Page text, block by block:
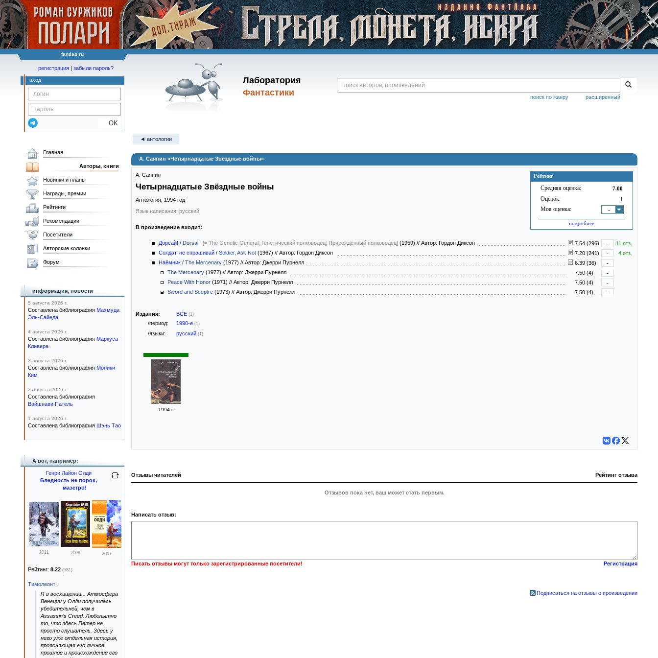
fantlab ru
Лаборатория
Фантастики
расширенный
поиск по жанру
регистрация | забыли пароль?
вход
OK
◄ антологии
А. Саяпин «Четырнадцатые Звёздные войны»
Рейтинг
Средняя оценка: 7.00
Оценок: 1
Моя оценка: -
подробнее
А. Саяпин
Четырнадцатые Звёздные войны
Антология, 1994 год
Язык написания: русский
В произведение входит:
Дорсай! / Dorsai! [= The Genetic General; Генетический полководец; Прирождённый полководец] (1959) // Автор: Гордон Диксон 7.54 (296) -
11 отз.
Солдат, не спрашивай / Soldier, Ask Not (1967) // Автор: Гордон Диксон 7.20 (241) -
4 отз.
Наёмник / The Mercenary (1977) // Автор: Джерри Пурнелл 6.39 (36)
-
The Mercenary (1972) // Автор: Джерри Пурнелл 7.50 (4)
-
Peace With Honor (1971) // Автор: Джерри Пурнелл 7.50 (4)
-
Sword and Sceptre (1973) // Автор: Джерри Пурнелл 7.50 (4) -
Издания: ВСЕ (1)
/период: 1990-е (1)
/языки: русский (1)
1994 г.
Отзывы читателей Рейтинг отзыва
Отзывов пока нет, ваш может стать первым.
Написать отзыв:
Писать отзывы могут только зарегистрированные посетители! Регистрация
Подписаться на отзывы о произведении
Главная
Авторы, книги
Новинки и планы
Награды, премии
Рейтинги
Рекомендации
Посетители
Авторские колонки
Форум
информация, новости
5 августа 2026 г.
Составлена библиография Махмуда
Эль-Сайеда
4 августа 2026 г.
Составлена библиография Маркуса
Кливера
3 августа 2026 г.
Составлена библиография Моники
Ким
2 августа 2026 г.
Составлена библиография
Вайшнави Патель
1 августа 2026 г.
Составлена библиография Шэнь Тао
А вот, например:
Генри Лайон Олди
Бледность не порок,
маэстро!
2011 2008 2007
Рейтинг: 8.22 (581)
Тимолеонт:
Я в восхищении... Атмосфера
Венеции у Олди получилась
убедительней, чем в
Assassin’s Creed. Любопытно
то, что здесь Петер не
просто слушатель. Здесь у
него уже отдельная история,
проясняющая его личное
прошлое и происхождение его